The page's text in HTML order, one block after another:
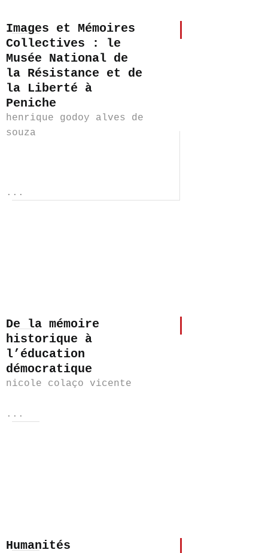
Images et Mémoires
Collectives : le
Musée National de
la Résistance et de
la Liberté à
Peniche
henrique godoy alves de
souza
...
De la mémoire
historique à
l’éducation
démocratique
nicole colaço vicente
...
Humanités